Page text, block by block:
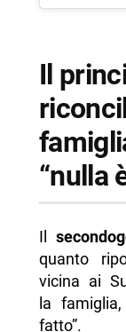
Il
“nulla
Il
quanto
vicina ai
la
fatto”.